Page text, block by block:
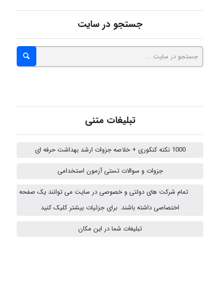
hosein abdolvand
emami
جستجو در سایت
تبلیغات متنی
1000 نکته کنکوری + خلاصه جزوات ارشد بهداشت حرفه ای
جزوات و سوالات تستی آزمون استخدامی
تمام شرکت های دولتی و خصوصی در سایت می توانند یک صفحه
اختصاصی داشته باشند. برای جزئیات بیشتر کلیک کنید
تبلیغات شما در این مکان